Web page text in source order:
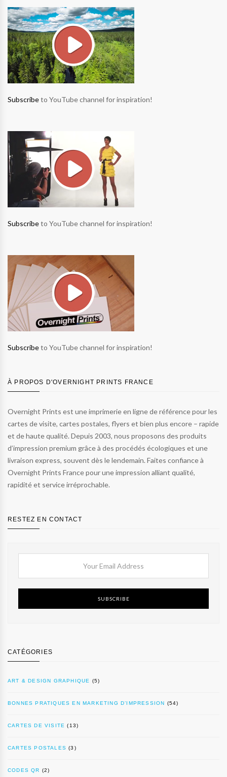
Subscribeto YouTube channel for inspiration!
Subscribeto YouTube channel for inspiration!
Subscribeto YouTube channel for inspiration!
À PROPOS D'OVERNIGHT PRINTS FRANCE
Overnight Prints est une imprimerie en ligne de référence pour les
cartes de visite, cartes postales, flyers et bien plus encore – rapide
et de haute qualité. Depuis 2003, nous proposons des produits
d’impression premium grâce à des procédés écologiques et une
livraison express, souvent dès le lendemain. Faites confiance à
Overnight Prints France pour une impression alliant qualité,
rapidité et service irréprochable.
RESTEZ EN CONTACT
SUBSCRIBE
CATÉGORIES
ART & DESIGN GRAPHIQUE (5)
BONNES PRATIQUES EN MARKETING D’IMPRESSION (54)
CARTES DE VISITE (13)
CARTES POSTALES (3)
CODES QR (2)